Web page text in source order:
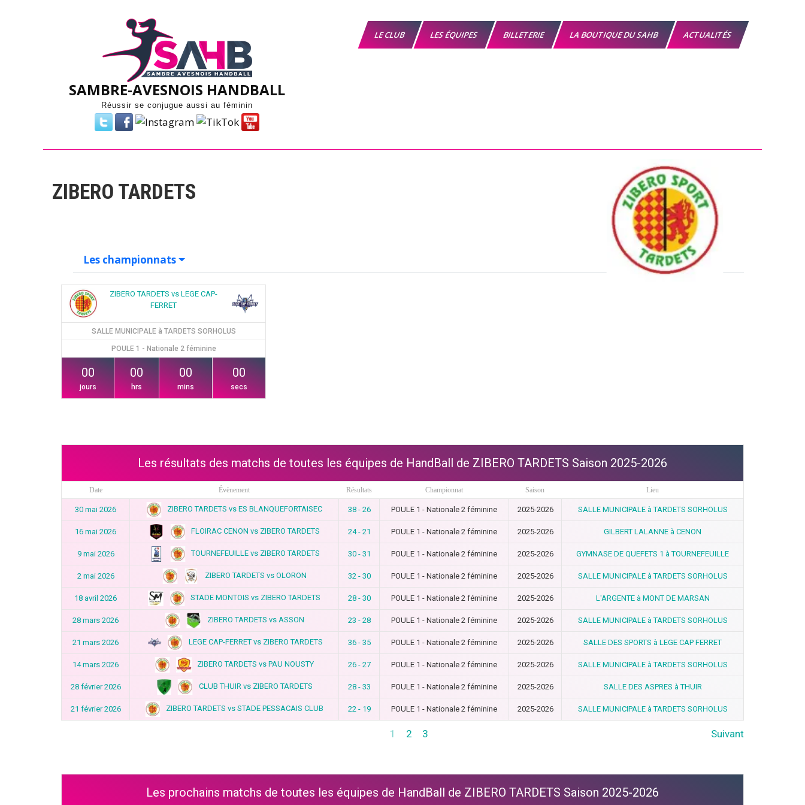
SAMBRE-AVESNOIS HANDBALL
Réussir se conjugue aussi au féminin
LE CLUB LES ÉQUIPES BILLETERIE LA BOUTIQUE DU SAHB ACTUALITÉS
ZIBERO TARDETS
Les championnats
ZIBERO TARDETS vs LEGE CAP-
FERRET
SALLE MUNICIPALE à TARDETS SORHOLUS
POULE 1 - Nationale 2 féminine
00
jours
00
hrs
00
mins
00
secs
Les résultats des matchs de toutes les équipes de HandBall de ZIBERO TARDETS Saison 2025-2026
Date Évènement Résultats Championnat Saison Lieu
30 mai 2026 ZIBERO TARDETS vs ES BLANQUEFORTAISEC 38 - 26 POULE 1 - Nationale 2 féminine 2025-2026 SALLE MUNICIPALE à TARDETS SORHOLUS
16 mai 2026 FLOIRAC CENON vs ZIBERO TARDETS 24 - 21 POULE 1 - Nationale 2 féminine 2025-2026 GILBERT LALANNE à CENON
9 mai 2026 TOURNEFEUILLE vs ZIBERO TARDETS 30 - 31 POULE 1 - Nationale 2 féminine 2025-2026 GYMNASE DE QUEFETS 1 à TOURNEFEUILLE
2 mai 2026 ZIBERO TARDETS vs OLORON 32 - 30 POULE 1 - Nationale 2 féminine 2025-2026 SALLE MUNICIPALE à TARDETS SORHOLUS
18 avril 2026 STADE MONTOIS vs ZIBERO TARDETS 28 - 30 POULE 1 - Nationale 2 féminine 2025-2026 L'ARGENTE à MONT DE MARSAN
28 mars 2026 ZIBERO TARDETS vs ASSON 23 - 28 POULE 1 - Nationale 2 féminine 2025-2026 SALLE MUNICIPALE à TARDETS SORHOLUS
21 mars 2026 LEGE CAP-FERRET vs ZIBERO TARDETS 36 - 35 POULE 1 - Nationale 2 féminine 2025-2026 SALLE DES SPORTS à LEGE CAP FERRET
14 mars 2026 ZIBERO TARDETS vs PAU NOUSTY 26 - 27 POULE 1 - Nationale 2 féminine 2025-2026 SALLE MUNICIPALE à TARDETS SORHOLUS
28 février 2026 CLUB THUIR vs ZIBERO TARDETS 28 - 33 POULE 1 - Nationale 2 féminine 2025-2026 SALLE DES ASPRES à THUIR
21 février 2026 ZIBERO TARDETS vs STADE PESSACAIS CLUB 22 - 19 POULE 1 - Nationale 2 féminine 2025-2026 SALLE MUNICIPALE à TARDETS SORHOLUS
1 2 3 Suivant
Les prochains matchs de toutes les équipes de HandBall de ZIBERO TARDETS Saison 2025-2026